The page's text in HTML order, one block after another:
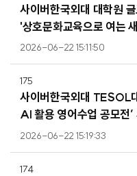
사이버한국외대 대학원
'상호문화교육으로 여는
2026-06-22 15:11:50
175
사이버한국외대 TESOL
AI 활용 영어수업 공모전’
2026-06-22 15:19:33
174